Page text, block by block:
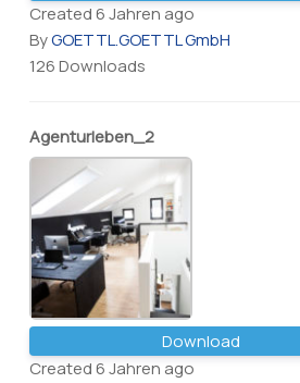
Created 6 Jahren ago
ByGOETTL.GOETTL GmbH
126 Downloads
Agenturleben_2
Download
Created 6 Jahren ago